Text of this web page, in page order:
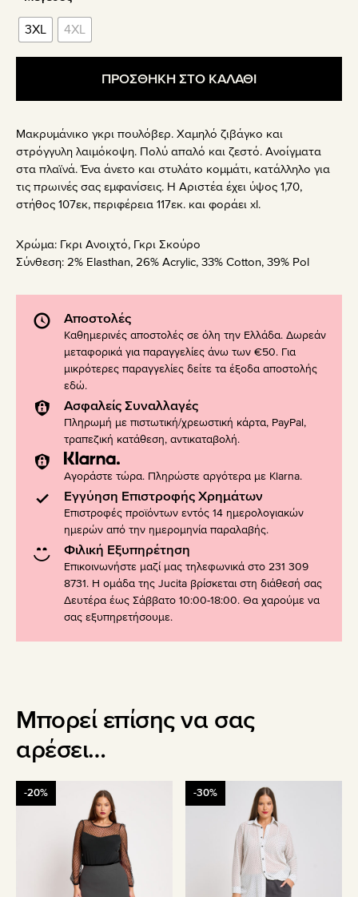
3XL 4XL
ΠΡΟΣΘΗΚΗ ΣΤΟ ΚΑΛΑΘΙ
Μακρυμάνικο γκρι πουλόβερ. Χαμηλό ζιβάγκο και
στρόγγυλη λαιμόκοψη. Πολύ απαλό και ζεστό. Ανοίγματα
στα πλαϊνά. Ένα άνετο και στυλάτο κομμάτι, κατάλληλο για
τις πρωινές σας εμφανίσεις. Η Αριστέα έχει ύψος 1,70,
στήθος 107εκ, περιφέρεια 117εκ. και φοράει xl.
Χρώμα: Γκρι Ανοιχτό, Γκρι Σκούρο
Σύνθεση: 2% Elasthan, 26% Acrylic, 33% Cotton, 39% Pol
Αποστολές
Καθημερινές αποστολές σε όλη την Ελλάδα. Δωρεάν
μεταφορικά για παραγγελίες άνω των €50. Για
μικρότερες παραγγελίες δείτε τα έξοδα αποστολής
εδώ.
Ασφαλείς Συναλλαγές
Πληρωμή με πιστωτική/χρεωστική κάρτα, PayPal,
τραπεζική κατάθεση, αντικαταβολή.
Αγοράστε τώρα. Πληρώστε αργότερα με Klarna.
Εγγύηση Επιστροφής Χρημάτων
Επιστροφές προϊόντων εντός 14 ημερολογιακών
ημερών από την ημερομηνία παραλαβής.
Φιλική Εξυπηρέτηση
Επικοινωνήστε μαζί μας τηλεφωνικά στο 231 309
8731. Η ομάδα της Jucita βρίσκεται στη διάθεσή σας
Δευτέρα έως Σάββατο 10:00-18:00. Θα χαρούμε να
σας εξυπηρετήσουμε.
Μπορεί επίσης να σας
αρέσει…
-20%
Αυτό
το
παραλλαγές.
-30%
Αυτό
το
πολλαπλές
παραλλαγές.